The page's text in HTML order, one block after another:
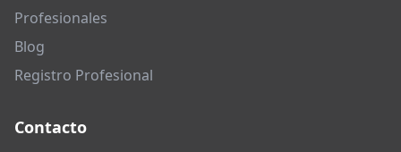
Profesionales
Blog
Registro Profesional
Contacto